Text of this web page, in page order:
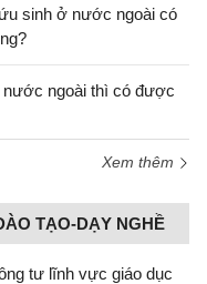
sinh ở nước ngoài có
ngoài thì có được
Xem thêm
TẠO-DẠY NGHỀ
tư lĩnh vực giáo dục